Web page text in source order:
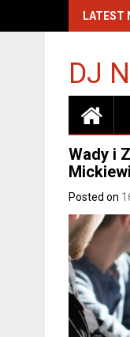
LATEST
DJ
Wady i
Posted on